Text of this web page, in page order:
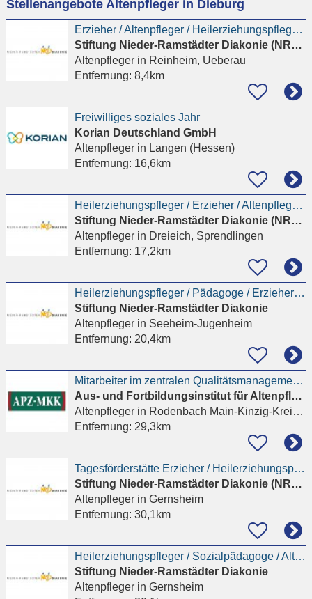
eingeben
Stellenangebote Altenpfleger in Dieburg
Erzieher / Altenpfleger / Heilerziehungspfleger als Bezugsbetreuer*in (m/w/d) im Tagdienst (Früh-
Stiftung Nieder-Ramstädter Diakonie (NRD) Immobilienmanagement
Altenpflegerin Reinheim, Ueberau
Entfernung: 8,4km
Freiwilliges soziales Jahr
Korian Deutschland GmbH
Altenpflegerin Langen (Hessen)
Entfernung: 16,6km
Heilerziehungspfleger / Erzieher / Altenpfleger (Pädagogische oder pflegerische Fachkraft - m/w/d)
Stiftung Nieder-Ramstädter Diakonie (NRD) Immobilienmanagement
Altenpflegerin Dreieich, Sprendlingen
Entfernung: 17,2km
Heilerziehungspfleger / Pädagoge / Erzieher / Altenpfleger (m/w/d) Wohngruppe Seeheim-Jugenheim
Stiftung Nieder-Ramstädter Diakonie
Altenpflegerin Seeheim-Jugenheim
Entfernung: 20,4km
Mitarbeiter im zentralen Qualitätsmanagement (m/w/d)
Aus- und Fortbildungsinstitut für Altenpflege Rodenbach
Altenpflegerin Rodenbach Main-Kinzig-Kreis, Niederrodenbach
Entfernung: 29,3km
Tagesförderstätte Erzieher / Heilerziehungspfleger / Altenpfleger (m/w/d)
Stiftung Nieder-Ramstädter Diakonie (NRD) Immobilienmanagement
Altenpflegerin Gernsheim
Entfernung: 30,1km
Heilerziehungspfleger / Sozialpädagoge / Altenpfleger (m/w/d) – Autistenbereich im Tagdienst
Stiftung Nieder-Ramstädter Diakonie
Altenpflegerin Gernsheim